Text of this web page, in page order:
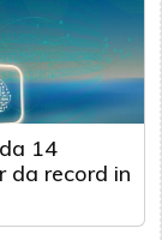
14
da record in